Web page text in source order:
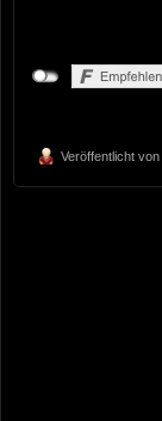
Veröffentlicht von